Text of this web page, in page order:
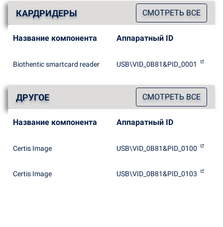
КАРДРИДЕРЫ СМОТРЕТЬ ВСЕ
Название компонента Аппаратный ID
Biothentic smartcard reader USB\VID_0B81&PID_0001
ДРУГОЕ СМОТРЕТЬ ВСЕ
Название компонента Аппаратный ID
Certis Image USB\VID_0B81&PID_0100
Certis Image USB\VID_0B81&PID_0103